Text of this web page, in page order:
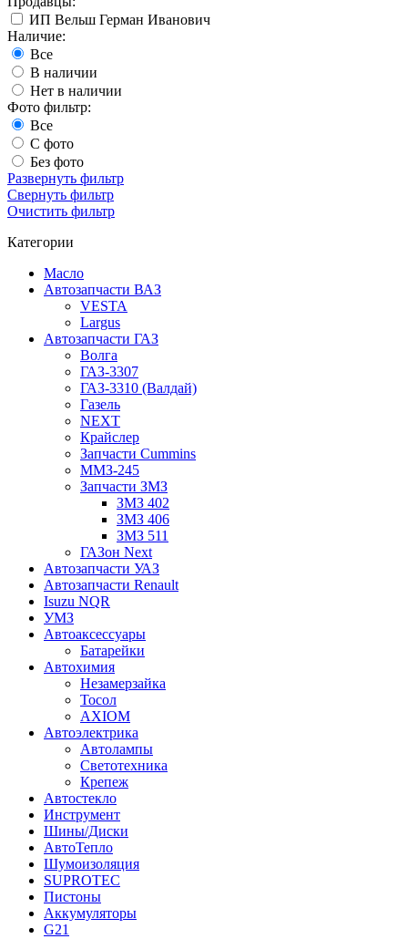
ИП Вельш Герман Иванович
Наличие:
Все
В наличии
Нет в наличии
Фото фильтр:
Все
С фото
Без фото
Развернуть фильтр
Свернуть фильтр
Очистить фильтр
Категории
Масло
Автозапчасти ВАЗ
VESTA
Largus
Автозапчасти ГАЗ
Волга
ГАЗ-3307
ГАЗ-3310 (Валдай)
Газель
NEXT
Крайслер
Запчасти Cummins
ММЗ-245
Запчасти ЗМЗ
ЗМЗ 402
ЗМЗ 406
ЗМЗ 511
ГАЗон Next
Автозапчасти УАЗ
Автозапчасти Renault
Isuzu NQR
УМЗ
Автоаксессуары
Батарейки
Автохимия
Незамерзайка
Тосол
AXIOM
Автоэлектрика
Автолампы
Светотехника
Крепеж
Автостекло
Инструмент
Шины/Диски
АвтоТепло
Шумоизоляция
SUPROTEC
Пистоны
Аккумуляторы
G21